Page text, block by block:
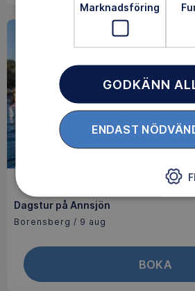
Dagstur på Annsjön
Borensberg / 9 aug
BOKA
Marknadsföring
GODKÄNN
ENDAST